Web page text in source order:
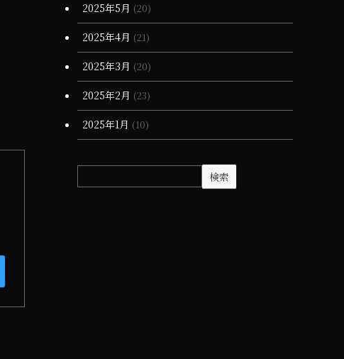
2025年5月 (20)
2025年4月 (21)
2025年3月 (20)
2025年2月 (23)
2025年1月 (10)
検索